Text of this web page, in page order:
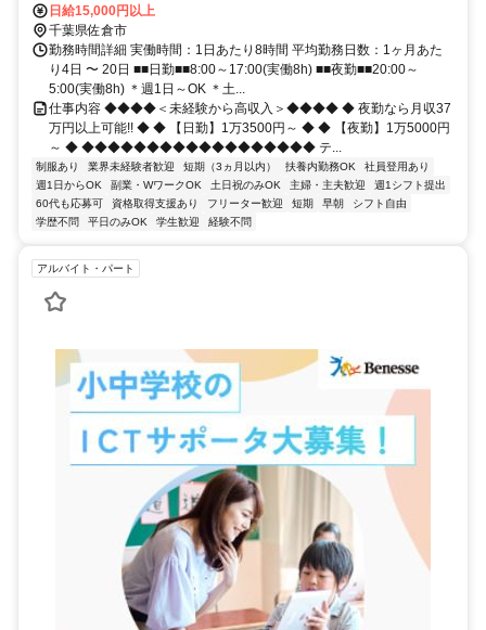
日給15,000円以上
千葉県佐倉市
勤務時間詳細 実働時間：1日あたり8時間 平均勤務日数：1ヶ月あた
り4日 〜 20日 ■■日勤■■8:00～17:00(実働8h) ■■夜勤■■20:00～
5:00(実働8h) ＊週1日～OK ＊土...
仕事内容 ◆◆◆◆＜未経験から高収入＞◆◆◆◆ ◆ 夜勤なら月収37
万円以上可能!! ◆ ◆ 【日勤】1万3500円～ ◆ ◆ 【夜勤】1万5000円
～ ◆ ◆◆◆◆◆◆◆◆◆◆◆◆◆◆◆◆◆◆ テ...
制服あり 業界未経験者歓迎 短期（3ヵ月以内） 扶養内勤務OK
社員登用あり
週1日からOK
副業・WワークOK 土日祝のみOK 主婦・主夫歓迎
週1シフト提出
60代も応募可
資格取得支援あり フリーター歓迎 短期 早朝
シフト自由
学歴不問
平日のみOK 学生歓迎 経験不問
アルバイト・パート